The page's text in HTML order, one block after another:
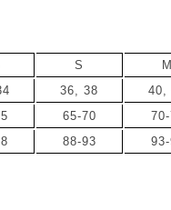
S M
36, 38 40,
65-70
88-93